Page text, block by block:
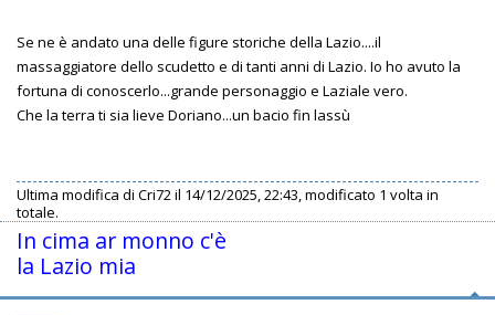
Se ne è andato una delle figure storiche della Lazio....il
massaggiatore dello scudetto e di tanti anni di Lazio. Io ho avuto la
fortuna di conoscerlo...grande personaggio e Laziale vero.
Che la terra ti sia lieve Doriano...un bacio fin lassù
Ultima modifica di Cri72 il 14/12/2025, 22:43, modificato 1 volta in
totale.
In cima ar monno c'è
la Lazio mia